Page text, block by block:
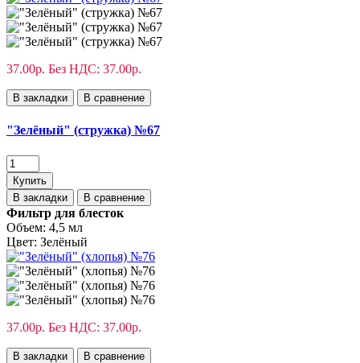
37.00р. Без НДС: 37.00р.
В закладки В сравнение
"Зелёный" (стружка) №67
Купить
В закладки
В сравнение
Фильтр для блесток
Объем: 4,5 мл
Цвет: Зелёный
37.00р. Без НДС: 37.00р.
В закладки В сравнение